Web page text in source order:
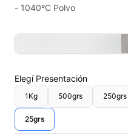
Conos
Contramoldes
- 1040ºC Polvo
Elegí Presentación
1Kg 500grs 250grs
25grs